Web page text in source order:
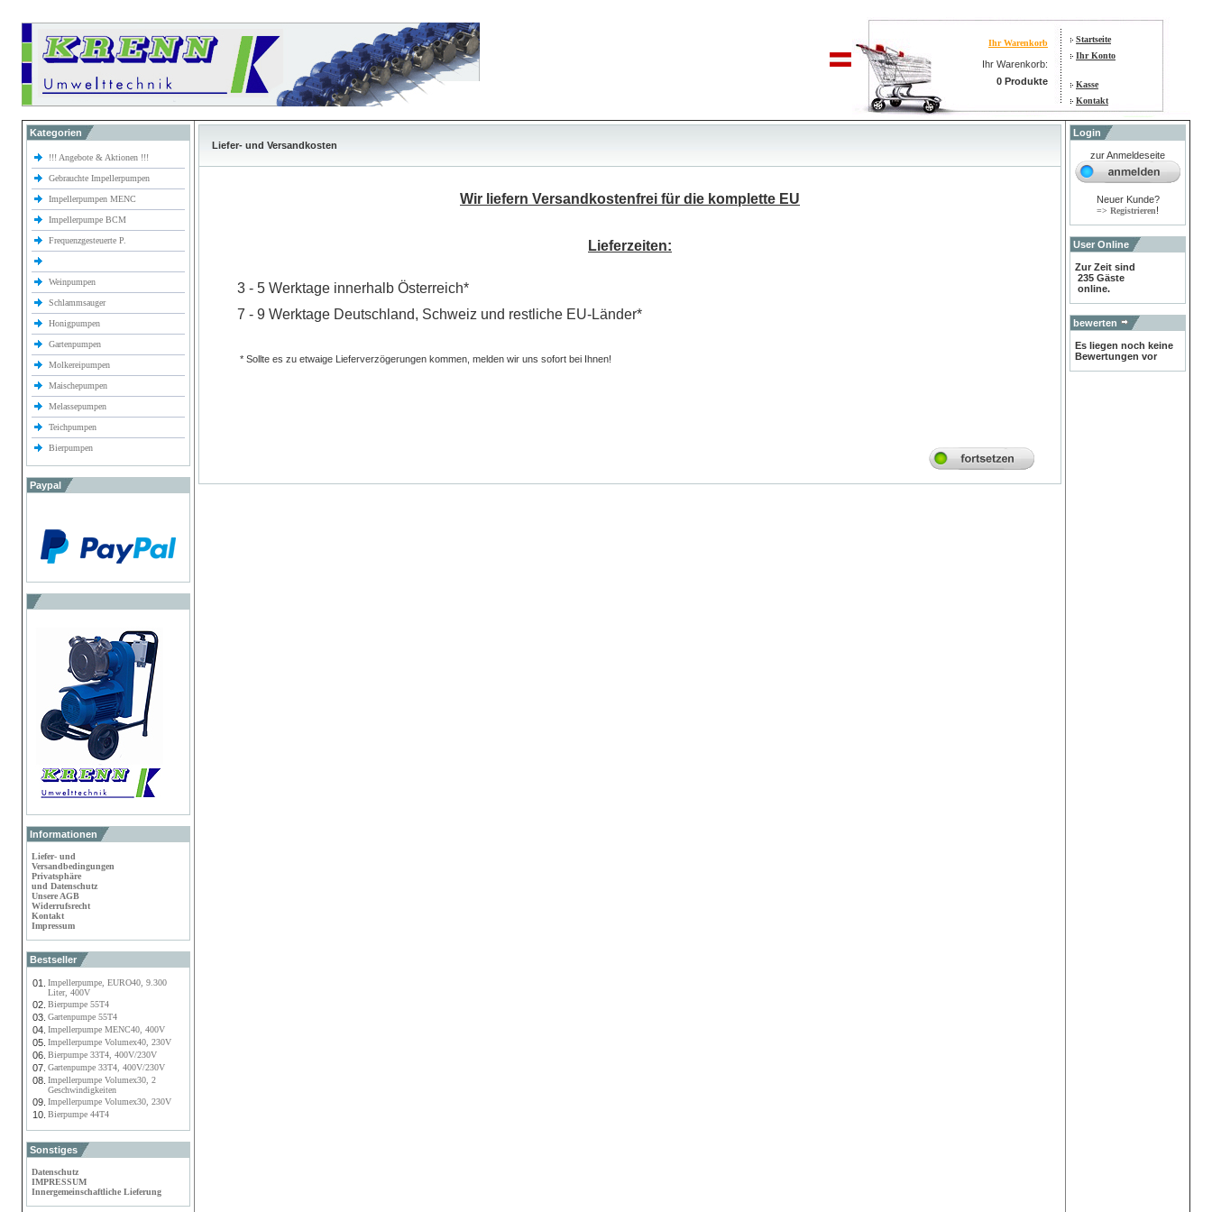
Ihr Warenkorb
Ihr Warenkorb:
0 Produkte
Startseite
Ihr Konto
Kasse
Kontakt
Kategorien
!!! Angebote & Aktionen !!!
Gebrauchte Impellerpumpen
Impellerpumpen MENC
Impellerpumpe BCM
Frequenzgesteuerte P.
Weinpumpen
Schlammsauger
Honigpumpen
Gartenpumpen
Molkereipumpen
Maischepumpen
Melassepumpen
Teichpumpen
Bierpumpen
Paypal
Informationen
Liefer- und
Versandbedingungen
Privatsphäre
und Datenschutz
Unsere AGB
Widerrufsrecht
Kontakt
Impressum
Bestseller
01.
Impellerpumpe, EURO40, 9.300
Liter, 400V
02. Bierpumpe 55T4
03. Gartenpumpe 55T4
04. Impellerpumpe MENC40, 400V
05. Impellerpumpe Volumex40, 230V
06. Bierpumpe 33T4, 400V/230V
07. Gartenpumpe 33T4, 400V/230V
08. Impellerpumpe Volumex30, 2
Geschwindigkeiten
09. Impellerpumpe Volumex30, 230V
10. Bierpumpe 44T4
Sonstiges
Datenschutz
IMPRESSUM
Innergemeinschaftliche Lieferung
Liefer- und Versandkosten
Wir liefern Versandkostenfrei für die komplette EU
Lieferzeiten:
3 - 5 Werktage innerhalb Österreich*
7 - 9 Werktage Deutschland, Schweiz und restliche EU-Länder*
* Sollte es zu etwaige Lieferverzögerungen kommen, melden wir uns sofort bei Ihnen!
Login
zur Anmeldeseite
Neuer Kunde?
=> Registrieren!
User Online
Zur Zeit sind
235 Gäste
online.
bewerten
Es liegen noch keine
Bewertungen vor